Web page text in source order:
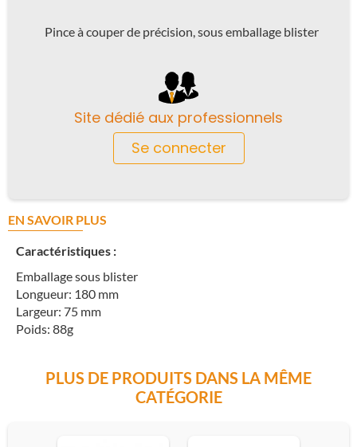
Pince à couper de précision, sous emballage blister
Site dédié aux professionnels
Se connecter
EN SAVOIR PLUS
Caractéristiques :
Emballage sous blister
Longueur: 180 mm
Largeur: 75 mm
Poids: 88g
PLUS DE PRODUITS DANS LA MÊME
CATÉGORIE